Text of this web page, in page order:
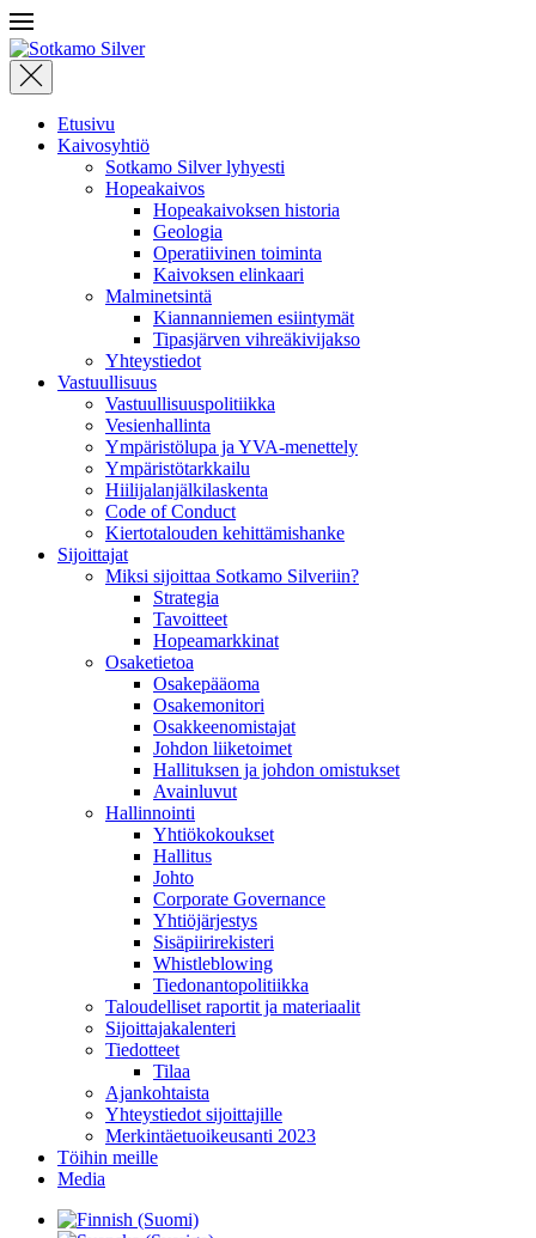
Etusivu
Kaivosyhtiö
Sotkamo Silver lyhyesti
Hopeakaivos
Hopeakaivoksen historia
Geologia
Operatiivinen toiminta
Kaivoksen elinkaari
Malminetsintä
Kiannanniemen esiintymät
Tipasjärven vihreäkivijakso
Yhteystiedot
Vastuullisuus
Vastuullisuuspolitiikka
Vesienhallinta
Ympäristölupa ja YVA-menettely
Ympäristötarkkailu
Hiilijalanjälkilaskenta
Code of Conduct
Kiertotalouden kehittämishanke
Sijoittajat
Miksi sijoittaa Sotkamo Silveriin?
Strategia
Tavoitteet
Hopeamarkkinat
Osaketietoa
Osakepääoma
Osakemonitori
Osakkeenomistajat
Johdon liiketoimet
Hallituksen ja johdon omistukset
Avainluvut
Hallinnointi
Yhtiökokoukset
Hallitus
Johto
Corporate Governance
Yhtiöjärjestys
Sisäpiirirekisteri
Whistleblowing
Tiedonantopolitiikka
Taloudelliset raportit ja materiaalit
Sijoittajakalenteri
Tiedotteet
Tilaa
Ajankohtaista
Yhteystiedot sijoittajille
Merkintäetuoikeusanti 2023
Töihin meille
Media